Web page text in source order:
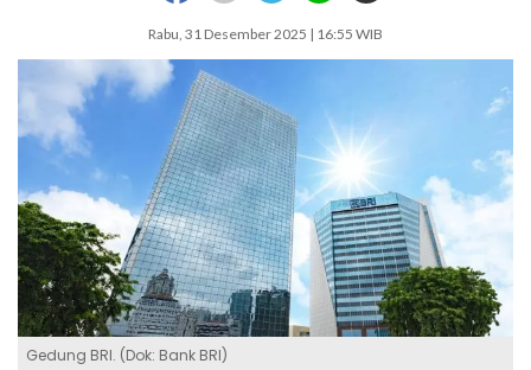
Rabu, 31 Desember 2025 | 16:55 WIB
Gedung BRI. (Dok: Bank BRI)